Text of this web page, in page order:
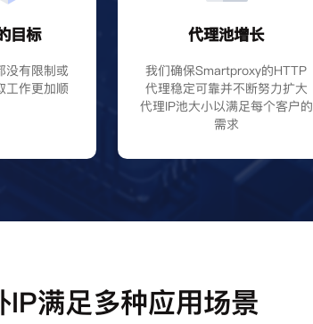
目标
没有限制或
工作更加顺
代理池增长
我们确保Smartproxy的HTTP
代理稳定可靠并不断努力扩大
代理IP池大小以满足每个客户的
需求
IP满足多种应用场景